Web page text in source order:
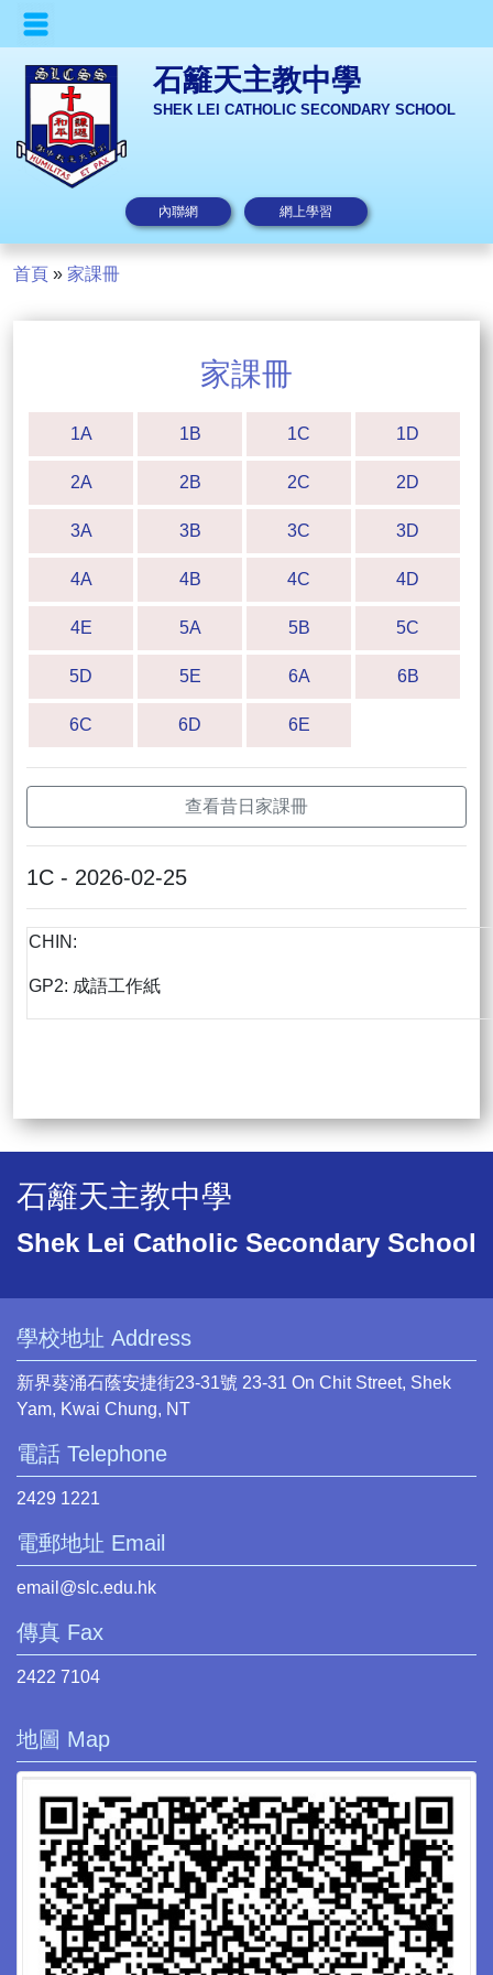
石籬天主教中學
SHEK LEI CATHOLIC SECONDARY SCHOOL
內聯網 網上學習
首頁 » 家課冊
家課冊
1A 1B 1C 1D
2A 2B 2C 2D
3A 3B 3C 3D
4A 4B 4C 4D
4E 5A 5B 5C
5D 5E 6A 6B
6C 6D 6E
查看昔日家課冊
1C - 2026-02-25
CHIN:
GP2: 成語工作紙
石籬天主教中學
Shek Lei Catholic Secondary School
學校地址 Address
新界葵涌石蔭安捷街23-31號 23-31 On Chit Street, Shek
Yam, Kwai Chung, NT
電話 Telephone
2429 1221
電郵地址 Email
email@slc.edu.hk
傳真 Fax
2422 7104
地圖 Map